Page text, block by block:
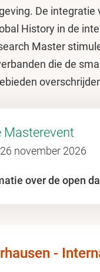
De integratie
History in de
Master
die de
Masterevent
november 2026
over de open
-